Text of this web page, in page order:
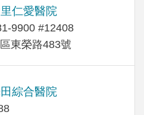
仁愛醫院
9900 #12408
東榮路483號
綜合醫院